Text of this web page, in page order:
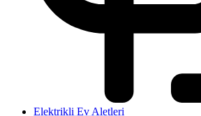
Elektrikli Ev Aletleri